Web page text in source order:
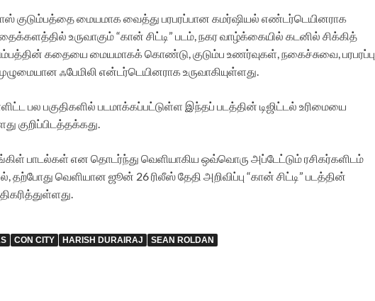
குடும்பத்தை மையமாக வைத்து பரபரப்பான கமர்ஷியல் எண்டர்டெயினராக
உருவாகும் “கான் சிட்டி” படம், நகர வாழ்க்கையில் கடனில் சிக்கித்
கதையை மையமாகக் கொண்டு, குடும்ப உணர்வுகள், நகைச்சுவை, பரபரப்பு
ஃபேமிலி என்டர்டெயினராக உருவாகியுள்ளது.
பல பகுதிகளில் படமாக்கப்பட்டுள்ள இந்தப் படத்தின் டிஜிட்டல் உரிமையை
குறிப்பிடத்தக்கது.
பாடல்கள் என தொடர்ந்து வெளியாகிய ஒவ்வொரு அப்டேட்டும் ரசிகர்களிடம்
தற்போது வெளியான ஜூன் 26 ரிலீஸ் தேதி அறிவிப்பு “கான் சிட்டி” படத்தின்
CON CITY HARISH DURAIRAJ SEAN ROLDAN